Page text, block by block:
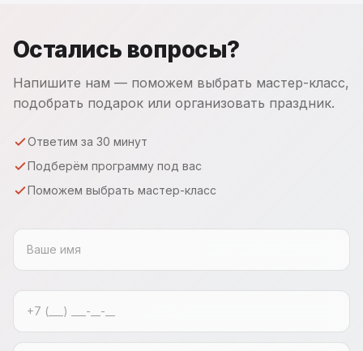
Остались вопросы?
Напишите нам — поможем выбрать мастер-класс,
подобрать подарок или организовать праздник.
Ответим за 30 минут
Подберём программу под вас
Поможем выбрать мастер-класс